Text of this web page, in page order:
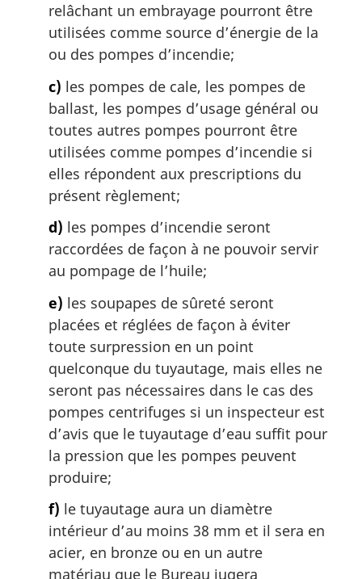
relâchant un embrayage pourront être
utilisées comme source d’énergie de la
ou des pompes d’incendie;
c) les pompes de cale, les pompes de
ballast, les pompes d’usage général ou
toutes autres pompes pourront être
utilisées comme pompes d’incendie si
elles répondent aux prescriptions du
présent règlement;
d) les pompes d’incendie seront
raccordées de façon à ne pouvoir servir
au pompage de l’huile;
e) les soupapes de sûreté seront
placées et réglées de façon à éviter
toute surpression en un point
quelconque du tuyautage, mais elles ne
seront pas nécessaires dans le cas des
pompes centrifuges si un inspecteur est
d’avis que le tuyautage d’eau suffit pour
la pression que les pompes peuvent
produire;
f) le tuyautage aura un diamètre
intérieur d’au moins 38 mm et il sera en
acier, en bronze ou en un autre
matériau que le Bureau jugera